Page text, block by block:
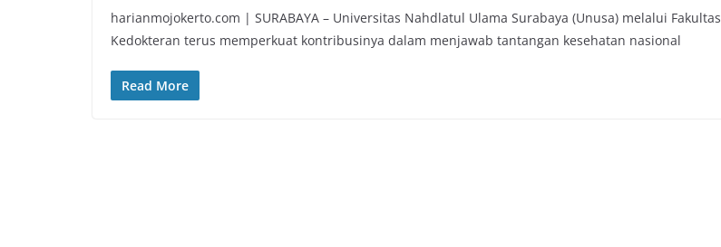
harianmojokerto.com | SURABAYA – Universitas Nahdlatul Ulama Surabaya (Unusa) melalui Fakultas
Kedokteran terus memperkuat kontribusinya dalam menjawab tantangan kesehatan nasional
Read More